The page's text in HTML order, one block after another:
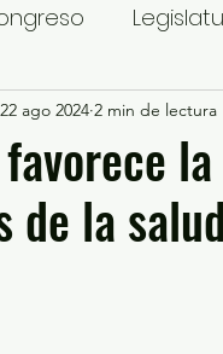
Estatal
Seguridad y
favorece
de la salud
22 ago 2024 2 min de lectura